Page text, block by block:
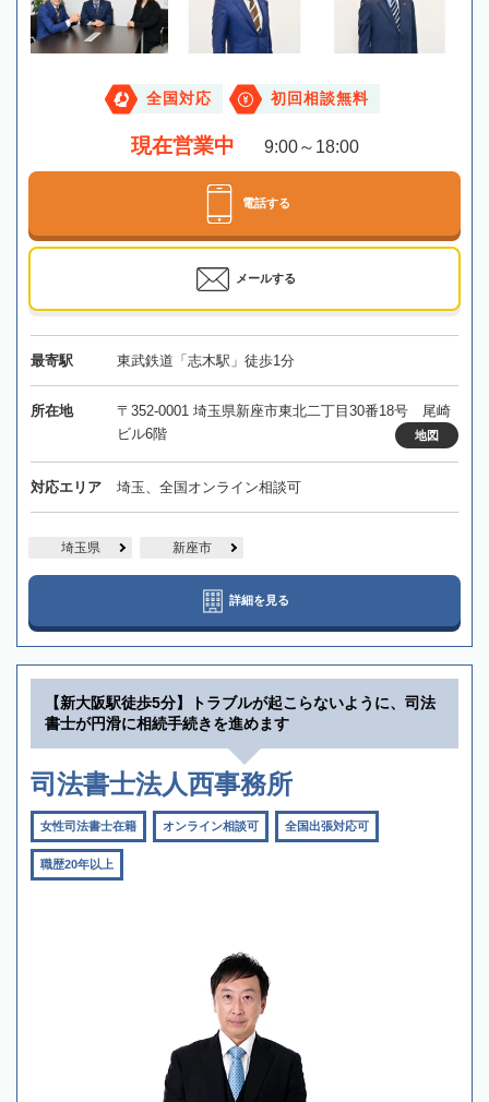
全国対応 初回相談無料
現在営業中 9:00～18:00
電話する
メールする
最寄駅 東武鉄道「志木駅」徒歩1分
所在地
〒352-0001 埼玉県新座市東北二丁目30番18号 尾崎
ビル6階
地図
対応エリア 埼玉、全国オンライン相談可
埼玉県 新座市
詳細を見る
【新大阪駅徒歩5分】トラブルが起こらないように、司法
書士が円滑に相続手続きを進めます
司法書士法人西事務所
女性司法書士在籍 オンライン相談可 全国出張対応可
職歴20年以上